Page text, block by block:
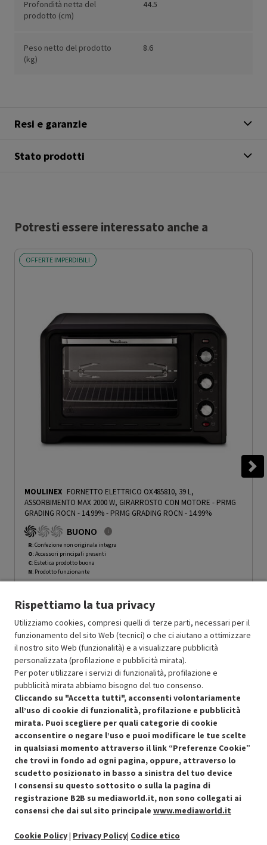
Profondità netta del
prodotto (cm)
44.5
Peso netto del prodotto
(kg)
8.6
Resi e garanzie
Stato prodotti
Potresti essere interessato anche a
OFFERTE IMPERDIBILI
MOULINEX FORNETTO ELETTRICO OX485810, 39 L,
ASSORBIMENTO MAX 2000 W, GIRARROSTO CON MOTORE - PRMG
GRADING ROCN - 14.99%- PRMG GRADING ROCN - 14.99%
BUONO
R: Confezione non originale integra
O: Accessori principali presenti
C: Estetica prodotto buona
N: Prodotto funzionante
Ricondizionato Prezzo ridotto da
121.12 a-55%
In Promozione 54.50
Aggiungi al carrello
OFFERTE IMPERDIBILI
Risparmio garantito rispetto al corrispondente prodotto nuovo.
Condizioni generali di vendita Recedere dal contratto qui
Rispettiamo la tua privacy
Utilizziamo cookies, compresi quelli di terze parti, necessari per il
funzionamento del sito Web (tecnici) o che ci aiutano a ottimizzare
il nostro sito Web (funzionalità) e a visualizzare pubblicità
personalizzata (profilazione e pubblicità mirata).
Per poter utilizzare i servizi di funzionalità, profilazione e
pubblicità mirata abbiamo bisogno del tuo consenso.
Cliccando su "Accetta tutti", acconsenti volontariamente
all’uso di cookie di funzionalità, profilazione e pubblicità
mirata. Puoi scegliere per quali categorie di cookie
acconsentire o negare l’uso e puoi modificare le tue scelte
in qualsiasi momento attraverso il link “Preferenze Cookie”
che trovi in fondo ad ogni pagina, oppure, attraverso lo
scudetto posizionato in basso a sinistra del tuo device
I consensi su questo sottosito o sulla la pagina di
registrazione B2B su mediaworld.it, non sono collegati ai
consensi che dai sul sito principale www.mediaworld.it
Cookie Policy| Privacy Policy| Codice etico